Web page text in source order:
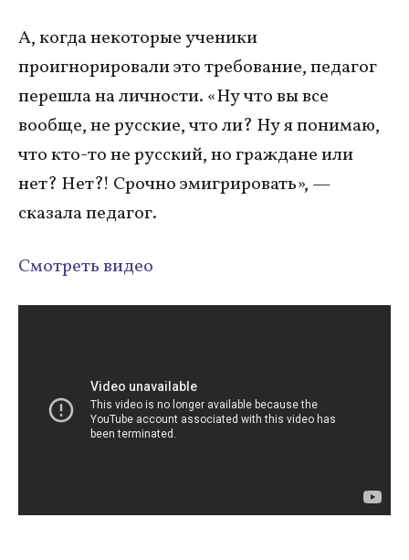
А, когда некоторые ученики
проигнорировали это требование, педагог
перешла на личности. «Ну что вы все
вообще, не русские, что ли? Ну я понимаю,
что кто-то не русский, но граждане или
нет? Нет?! Срочно эмигрировать», —
сказала педагог.
Смотреть видео